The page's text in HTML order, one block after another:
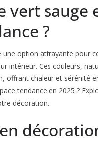
vert sauge
?
option attrayante pour
intérieur. Ces couleurs,
offrant chaleur et sérénité
tendance en 2025 ?
décoration.